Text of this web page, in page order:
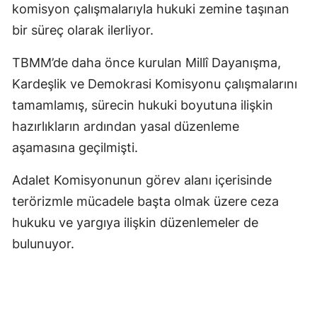
komisyon çalışmalarıyla hukuki zemine taşınan
bir süreç olarak ilerliyor.
TBMM’de daha önce kurulan Millî Dayanışma,
Kardeşlik ve Demokrasi Komisyonu çalışmalarını
tamamlamış, sürecin hukuki boyutuna ilişkin
hazırlıkların ardından yasal düzenleme
aşamasına geçilmişti.
Adalet Komisyonunun görev alanı içerisinde
terörizmle mücadele başta olmak üzere ceza
hukuku ve yargıya ilişkin düzenlemeler de
bulunuyor.